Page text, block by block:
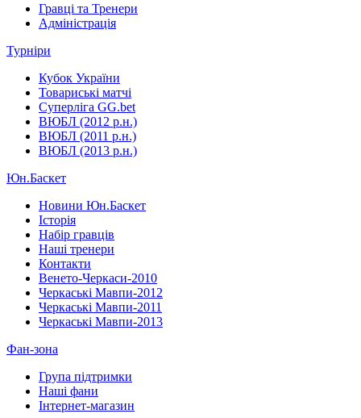
Гравці та Тренери
Адміністрація
Турніри
Кубок України
Товариські матчі
Суперліга GG.bet
ВЮБЛ (2012 р.н.)
ВЮБЛ (2011 р.н.)
ВЮБЛ (2013 р.н.)
Юн.Баскет
Новини Юн.Баскет
Історія
Набір гравців
Наші тренери
Контакти
Венето-Черкаси-2010
Черкаські Мавпи-2012
Черкаські Мавпи-2011
Черкаські Мавпи-2013
Фан-зона
Група підтримки
Наші фани
Інтернет-магазин